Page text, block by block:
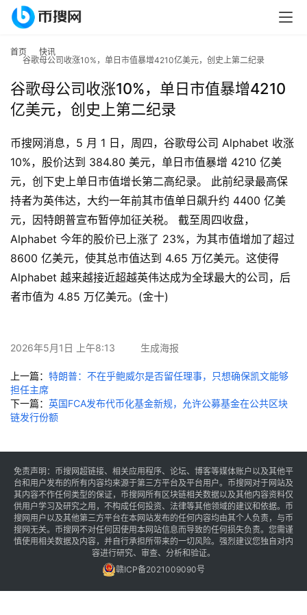
首
页
行
情
快
专
百
科
首页
快讯
谷歌母公司收涨10%，单日市值暴增4210亿美元，创史上第二纪录
谷歌母公司收涨10%，单日市值暴增4210
亿美元，创史上第二纪录
币搜网消息，5 月 1 日，周四，谷歌母公司 Alphabet 收涨
10%，股价达到 384.80 美元，单日市值暴增 4210 亿美
元，创下史上单日市值增长第二高纪录。 此前纪录最高保
持者为英伟达，大约一年前其市值单日飙升约 4400 亿美
元，因特朗普宣布暂停加征关税。 截至周四收盘，
Alphabet 今年的股价已上涨了 23%，为其市值增加了超过
8600 亿美元，使其总市值达到 4.65 万亿美元。这使得
Alphabet 越来越接近超越英伟达成为全球最大的公司，后
者市值为 4.85 万亿美元。(金十)
2026年5月1日 上午8:13 生成海报
上一篇： 特朗普：不在乎鲍威尔是否留任理事，只想确保凯文能够
担任主席
下一篇： 英国FCA发布代币化基金新规，允许公募基金在公共区块
链发行份额
免责声明：币搜网超链接、相关应用程序、论坛、博客等媒体账户以及其他平
台和用户发布的所有内容均来源于第三方平台及平台用户。币搜网对于网站及
其内容不作任何类型的保证，币搜网所有区块链相关数据以及其他内容资料仅
供用户学习及研究之用，不构成任何投资、法律等其他领域的建议和依据。币
搜网用户以及其他第三方平台在本网站发布的任何内容均由其个人负责，与币
搜网无关。币搜网不对任何因使用本网站信息而导致的任何损失负责。您需谨
慎使用相关数据及内容，并自行承担所带来的一切风险。强烈建议您独自对内
容进行研究、审查、分析和验证。
赣ICP备2021009090号